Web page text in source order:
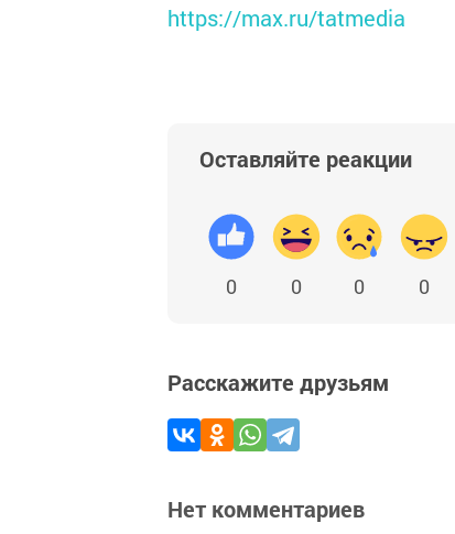
https://max.ru/tatmedia
Оставляйте реакции
0 0 0 0
Расскажите друзьям
Нет комментариев